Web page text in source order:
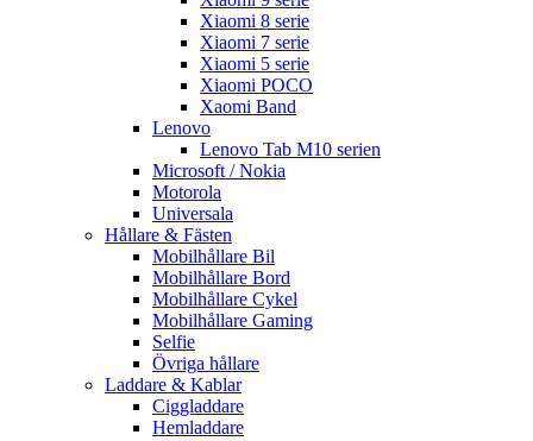
Xiaomi 8 serie
Xiaomi 7 serie
Xiaomi 5 serie
Xiaomi POCO
Xaomi Band
Lenovo
Lenovo Tab M10 serien
Microsoft / Nokia
Motorola
Universala
Hållare & Fästen
Mobilhållare Bil
Mobilhållare Bord
Mobilhållare Cykel
Mobilhållare Gaming
Selfie
Övriga hållare
Laddare & Kablar
Ciggladdare
Hemladdare